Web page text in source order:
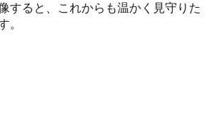
すると、これからも温かく見守りた
。